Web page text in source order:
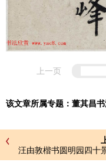
上一页
该文章所属专题： 董其昌
汪由敦楷书圆明园四十